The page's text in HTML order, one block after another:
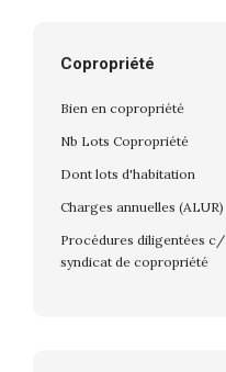
Copropriété
Bien en copropriété
Nb Lots Copropriété
Dont lots d'habitation
Charges annuelles (ALUR)
Procédures diligentées c/
syndicat de copropriété